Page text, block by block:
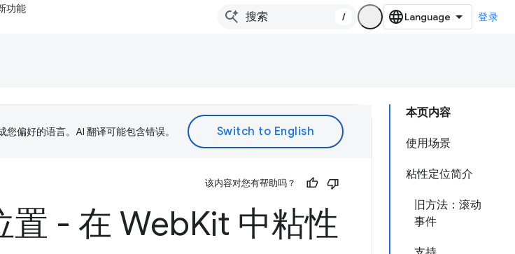
功能
/ 登录
本页内容
使用场景
粘性定位简介
旧方法：滚动
事件
偏好的语言。AI 翻译可能包含错误。
该内容对您有帮助吗？
置 - 在 WebKit 中粘性